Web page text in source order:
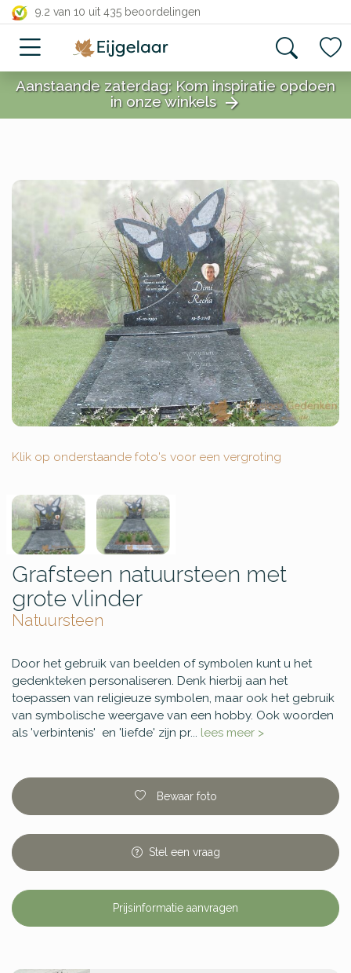
9.2 van 10 uit 435 beoordelingen
close
close
Aanstaande zaterdag: Kom inspiratie opdoen
in onze winkels arrow_forward
Klik op onderstaande foto's voor een vergroting
Grafsteen natuursteen met
grote vlinder
Natuursteen
Door het gebruik van beelden of symbolen kunt u het
gedenkteken personaliseren. Denk hierbij aan het
toepassen van religieuze symbolen, maar ook het gebruik
van symbolische weergave van een hobby. Ook woorden
als 'verbintenis' en 'liefde' zijn pr... lees meer >
Bewaar foto
Stel een vraag
Prijsinformatie aanvragen